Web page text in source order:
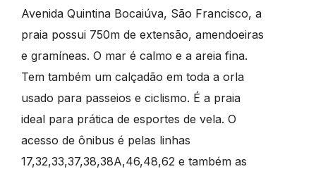
Avenida Quintina Bocaiúva, São Francisco, a
praia possui 750m de extensão, amendoeiras
e gramíneas. O mar é calmo e a areia fina.
Tem também um calçadão em toda a orla
usado para passeios e ciclismo. É a praia
ideal para prática de esportes de vela. O
acesso de ônibus é pelas linhas
17,32,33,37,38,38A,46,48,62 e também as